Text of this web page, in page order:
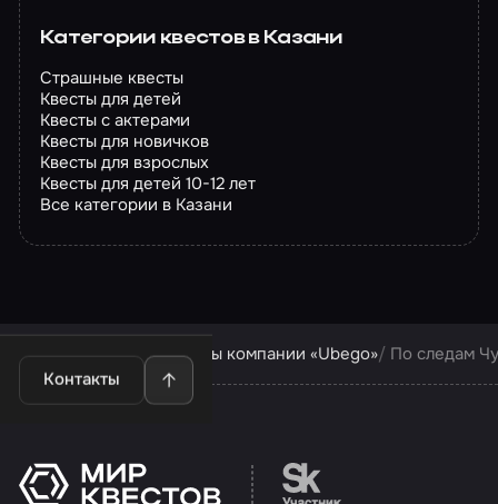
Категории квестов в Казани
Страшные квесты
Квесты для детей
Квесты с актерами
Квесты для новичков
Квесты для взрослых
Квесты для детей 10-12 лет
Все категории в Казани
Контакты
Квесты в Казани Квесты компании «Ubego» По следам
Перейти на сайт